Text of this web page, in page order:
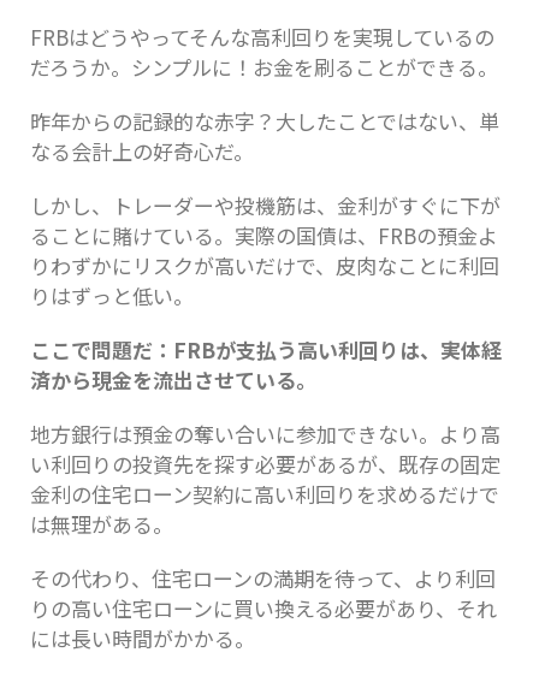
FRBはどうやってそんな高利回りを実現しているの
だろうか。シンプルに！お金を刷ることができる。
昨年からの記録的な赤字？大したことではない、単
なる会計上の好奇心だ。
しかし、トレーダーや投機筋は、金利がすぐに下が
ることに賭けている。実際の国債は、FRBの預金よ
りわずかにリスクが高いだけで、皮肉なことに利回
りはずっと低い。
ここで問題だ：FRBが支払う高い利回りは、実体経
済から現金を流出させている。
地方銀行は預金の奪い合いに参加できない。より高
い利回りの投資先を探す必要があるが、既存の固定
金利の住宅ローン契約に高い利回りを求めるだけで
は無理がある。
その代わり、住宅ローンの満期を待って、より利回
りの高い住宅ローンに買い換える必要があり、それ
には長い時間がかかる。